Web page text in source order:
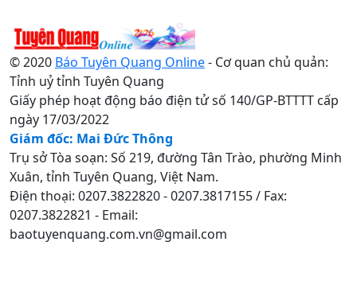
© 2020 Báo Tuyên Quang Online- Cơ quan chủ quản:
Tỉnh uỷ tỉnh Tuyên Quang
Giấy phép hoạt động báo điện tử số 140/GP-BTTTT cấp
ngày 17/03/2022
Giám đốc: Mai Đức Thông
Trụ sở Tòa soạn: Số 219, đường Tân Trào, phường Minh
Xuân, tỉnh Tuyên Quang, Việt Nam.
Điện thoại: 0207.3822820 - 0207.3817155 / Fax:
0207.3822821 - Email:
baotuyenquang.com.vn@gmail.com